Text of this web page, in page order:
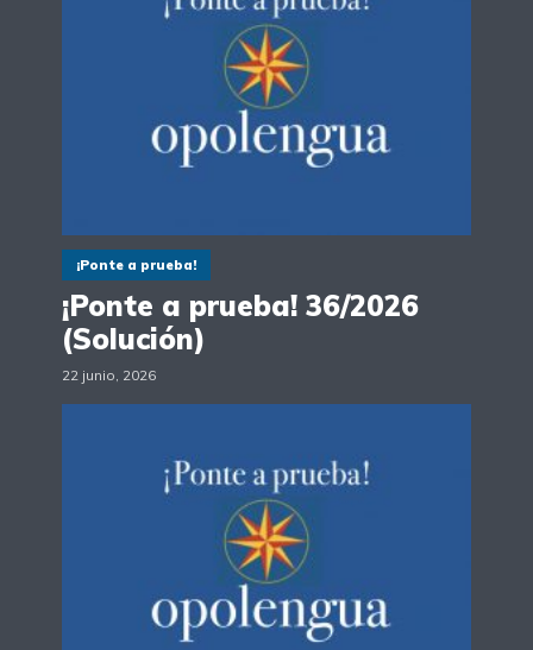
¡Ponte a prueba!
¡Ponte a prueba! 36/2026
(Solución)
22 junio, 2026